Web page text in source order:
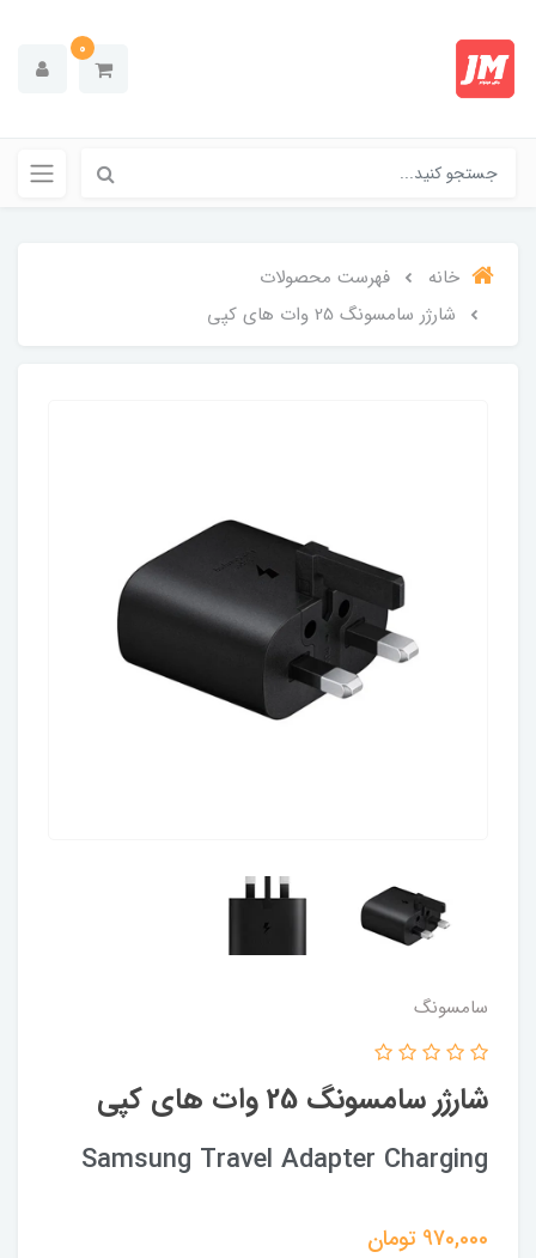
0
خانه
فهرست محصولات
شارژر سامسونگ 25 وات های کپی
سامسونگ
شارژر سامسونگ 25 وات های کپی
Samsung Travel Adapter Charging
970,000 تومان